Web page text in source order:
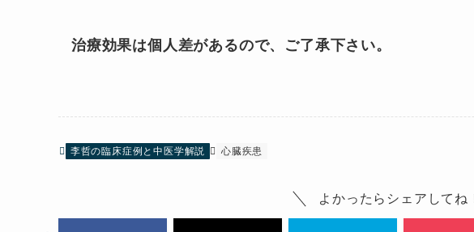
治療効果は個人差があるので、ご了承下さい。
李哲の臨床症例と中医学解説 心臓疾患
よかったらシェアしてね